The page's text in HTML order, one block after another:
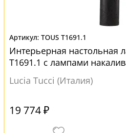
TOUS T1691.1
Интерьерная настольная
T1691.1 с лампами
Lucia Tucci (Италия)
19 774 ₽